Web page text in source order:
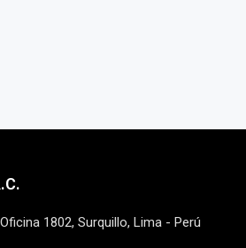
1802, Surquillo, Lima - Perú